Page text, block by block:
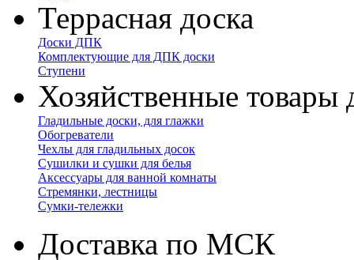
Террасная доска
Доски ДПК
Комплектующие для ДПК доски
Ступени
Хозяйственные товары
Гладильные доски, для глажки
Обогреватели
Чехлы для гладильных досок
Сушилки и сушки для белья
Аксессуары для ванной комнаты
Стремянки, лестницы
Сумки-тележки
Доставка по МСК